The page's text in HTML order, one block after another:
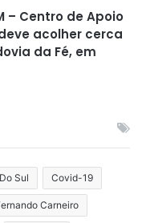
– Centro de Apoio
acolher cerca
da Fé, em
Sul Covid-19
Carneiro